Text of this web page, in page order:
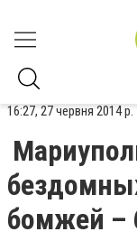
16:27, 27 червня 2014 р.
бомжей –